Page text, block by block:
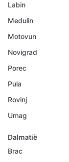
Labin
Medulin
Motovun
Novigrad
Porec
Pula
Rovinj
Umag
Dalmatië
Brac